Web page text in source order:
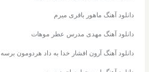
دانلود آهنگ ماهور باقری میرم
دانلود آهنگ مهدی مدرس عطر موهات
دانلود آهنگ آرون افشار خدا به داد هردومون برسه